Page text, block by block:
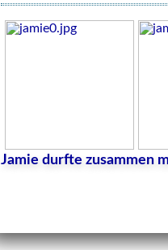
Jamie durfte zusammen